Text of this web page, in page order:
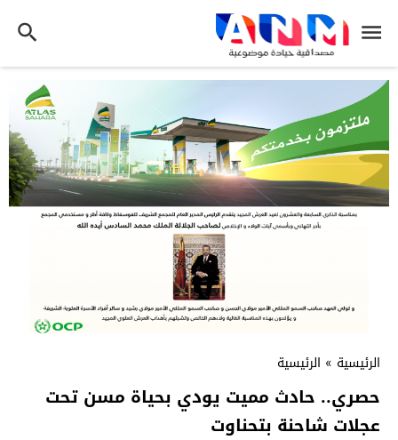
الرئيسية » الرئيسية
حصري.. حادث مميت يودي بحياة مسن تحت
عجلات شاحنة بتحناوت